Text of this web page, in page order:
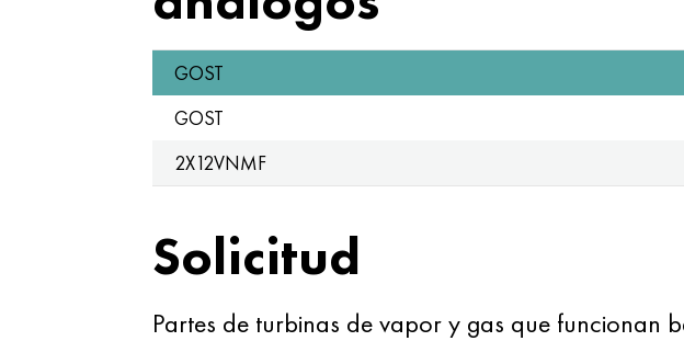
GOST
GOST
2X12VNMF
Solicitud
Partes de turbinas de vapor y gas que funcionan